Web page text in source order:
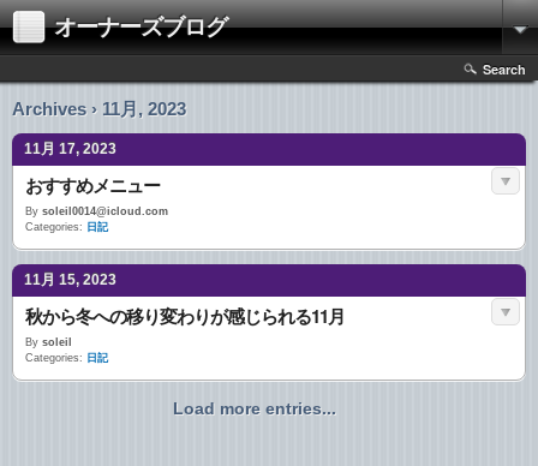
オーナーズブログ
Search
Archives › 11月, 2023
11月 17, 2023
おすすめメニュー
By soleil0014@icloud.com
Categories: 日記
11月 15, 2023
秋から冬への移り変わりが感じられる11月
By soleil
Categories: 日記
Load more entries...